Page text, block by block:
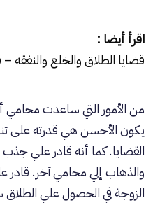
اقرأ أيضا :
قضايا الطلاق والخلع والنفقه
من الأمور التي ساعدت
يكون الأحسن هي قدرته على
القضايا. كما أنه قادر علي
والذهاب إلي محامي آخر. قادر
الزوجة في الحصول علي الطلاق